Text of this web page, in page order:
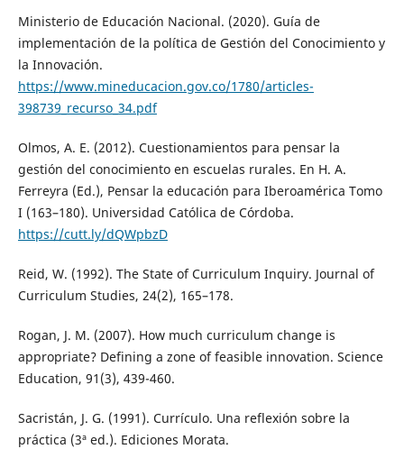
Ministerio de Educación Nacional. (2020). Guía de
implementación de la política de Gestión del Conocimiento y
la Innovación.
https://www.mineducacion.gov.co/1780/articles-
398739_recurso_34.pdf
Olmos, A. E. (2012). Cuestionamientos para pensar la
gestión del conocimiento en escuelas rurales. En H. A.
Ferreyra (Ed.), Pensar la educación para Iberoamérica Tomo
I (163–180). Universidad Católica de Córdoba.
https://cutt.ly/dQWpbzD
Reid, W. (1992). The State of Curriculum Inquiry. Journal of
Curriculum Studies, 24(2), 165–178.
Rogan, J. M. (2007). How much curriculum change is
appropriate? Defining a zone of feasible innovation. Science
Education, 91(3), 439-460.
Sacristán, J. G. (1991). Currículo. Una reflexión sobre la
práctica (3ª ed.). Ediciones Morata.